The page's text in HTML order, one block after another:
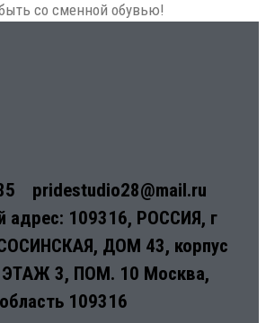
со сменной обувью!
pridestudio28@mail.ru
адрес: 109316, РОССИЯ, г
ДОМ 43, корпус
ЭТАЖ 3, ПОМ. 10 Москва,
109316